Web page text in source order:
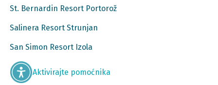
St. Bernardin Resort Portorož
Salinera Resort Strunjan
San Simon Resort Izola
Aktivirajte pomoćnika